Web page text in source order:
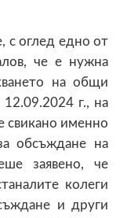
оглед едно от
че е нужна
на общи
г., на
свикано именно
обсъждане на
заявено, че
колеги
и други